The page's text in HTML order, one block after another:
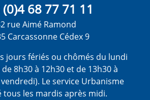
68 77 71 11
rue Aimé Ramond
Carcassonne Cédex 9
jours fériés ou chômés du lundi
8h30 à 12h30 et de 13h30 à
Le service Urbanisme
tous les mardis après midi.